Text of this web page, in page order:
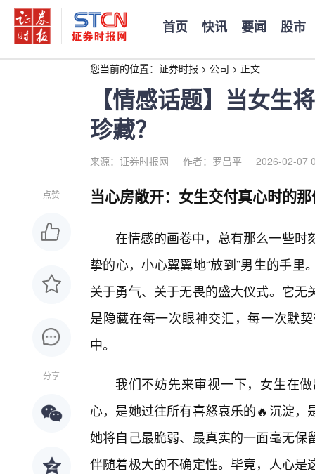
首页 快讯 要闻 股市
您当前的位置： 证券时报 > 公司 > 正文
【情感话题】当女生
珍藏？
来源：证券时报网 作者：罗昌平 2026-02-07
点赞
分享
当心房敞开：女生交付真心时的
在情感的画卷中，总有那么一些时
挚的心，小心翼翼地“放到”男生的手
关于勇气、关于无畏的盛大仪式。它
是隐藏在每一次眼神交汇，每一次默
中。
我们不妨先来审视一下，女生在
心，是她过往所有喜怒哀乐的🔥沉淀
她将自己最脆弱、最真实的一面毫无
伴随着极大的不确定性。毕竟，人心